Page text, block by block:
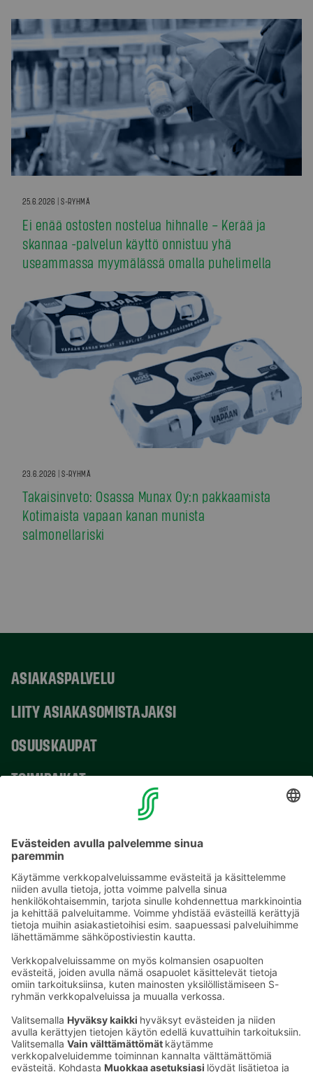
25.6.2026 | S-RYHMÄ
Ei enää ostosten nostelua hihnalle – Kerää ja
skannaa -palvelun käyttö onnistuu yhä
useammassa myymälässä omalla puhelimella
23.6.2026 | S-RYHMÄ
Takaisinveto: Osassa Munax Oy:n pakkaamista
Kotimaista vapaan kanan munista
salmonellariski
ASIAKASPALVELU
LIITY ASIAKASOMISTAJAKSI
OSUUSKAUPAT
TOIMIPAIKAT
Sähköpostiosoitteet S-ryhmässä ovat muotoa
etunimi.sukunimi@sok.fi
Seuraa meitä: